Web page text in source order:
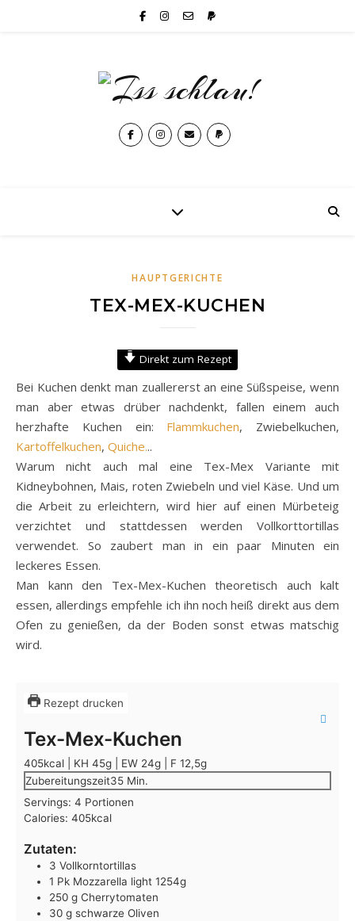
HAUPTGERICHTE
TEX-MEX-KUCHEN
Direkt zum Rezept
Bei Kuchen denkt man zuallererst an eine Süßspeise, wenn
man aber etwas drüber nachdenkt, fallen einem auch
herzhafte Kuchen ein: Flammkuchen, Zwiebelkuchen,
Kartoffelkuchen, Quiche...
Warum nicht auch mal eine Tex-Mex Variante mit
Kidneybohnen, Mais, roten Zwiebeln und viel Käse. Und um
die Arbeit zu erleichtern, wird hier auf einen Mürbeteig
verzichtet und stattdessen werden Vollkorttortillas
verwendet. So zaubert man in ein paar Minuten ein
leckeres Essen.
Man kann den Tex-Mex-Kuchen theoretisch auch kalt
essen, allerdings empfehle ich ihn noch heiß direkt aus dem
Ofen zu genießen, da der Boden sonst etwas matschig
wird.
Rezept drucken
Tex-Mex-Kuchen
405kcal | KH 45g | EW 24g | F 12,5g
Zubereitungszeit35Minuten
Min.
Servings: 4 Portionen
Calories: 405kcal
Zutaten:
3 Vollkorntortillas
1 Pk Mozzarella light 1254g
250 g Cherrytomaten
30 g schwarze Oliven